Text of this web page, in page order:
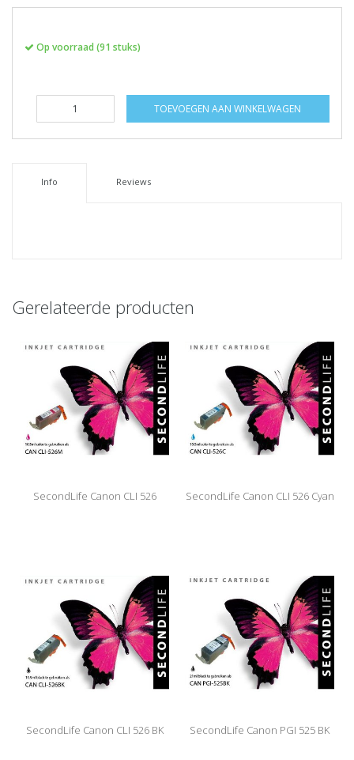
Op voorraad (91 stuks)
TOEVOEGEN AAN WINKELWAGEN
Info Reviews
Gerelateerde producten
SecondLife Canon CLI 526 SecondLife Canon CLI 526 Cyan
SecondLife Canon CLI 526 BK SecondLife Canon PGI 525 BK